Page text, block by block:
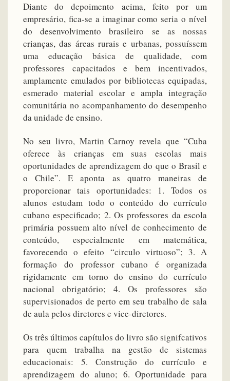
Diante do depoimento acima, feito por um
empresário, fica-se a imaginar como seria o nível
do desenvolvimento brasileiro se as nossas
crianças, das áreas rurais e urbanas, possuíssem
uma educação básica de qualidade, com
professores capacitados e bem incentivados,
amplamente emulados por bibliotecas equipadas,
esmerado material escolar e ampla integração
comunitária no acompanhamento do desempenho
da unidade de ensino.
No seu livro, Martin Carnoy revela que “Cuba
oferece às crianças em suas escolas mais
oportunidades de aprendizagem do que o Brasil e
o Chile”. E aponta as quatro maneiras de
proporcionar tais oportunidades: 1. Todos os
alunos estudam todo o conteúdo do currículo
cubano especificado; 2. Os professores da escola
primária possuem alto nível de conhecimento de
conteúdo, especialmente em matemática,
favorecendo o efeito “circulo virtuoso”; 3. A
formação do professor cubano é organizada
rigidamente em torno do ensino do currículo
nacional obrigatório; 4. Os professores são
supervisionados de perto em seu trabalho de sala
de aula pelos diretores e vice-diretores.
Os três últimos capítulos do livro são signifcativos
para quem trabalha na gestão de sistemas
educacionais: 5. Construção do currículo e
aprendizagem do aluno; 6. Oportunidade para